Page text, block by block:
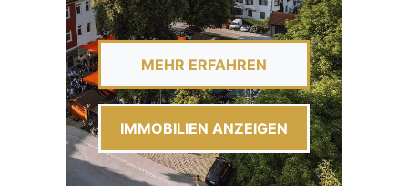
MEHR ERFAHREN
IMMOBILIEN ANZEIGEN